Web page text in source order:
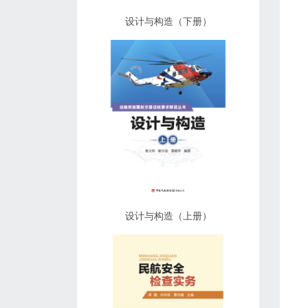
设计与构造（下册）
设计与构造（上册）